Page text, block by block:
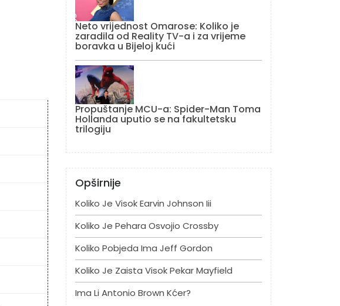
Neto vrijednost Omarose: Koliko je
zaradila od Reality TV-a i za vrijeme
boravka u Bijeloj kući
Propuštanje MCU-a: Spider-Man Toma
Hollanda uputio se na fakultetsku
trilogiju
Opširnije
Koliko Je Visok Earvin Johnson Iii
Koliko Je Pehara Osvojio Crossby
Koliko Pobjeda Ima Jeff Gordon
Koliko Je Zaista Visok Pekar Mayfield
Ima Li Antonio Brown Kćer?